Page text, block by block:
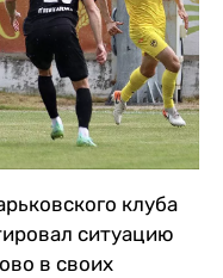
клуба
ситуацию
в своих